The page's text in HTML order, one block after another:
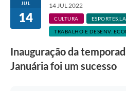
Tributos
Transparência Pública
Contratos
JUL
14
14 JUL 2022
CULTURA
TRABALHO E DESENV.
Inauguração da
Januária foi um sucesso